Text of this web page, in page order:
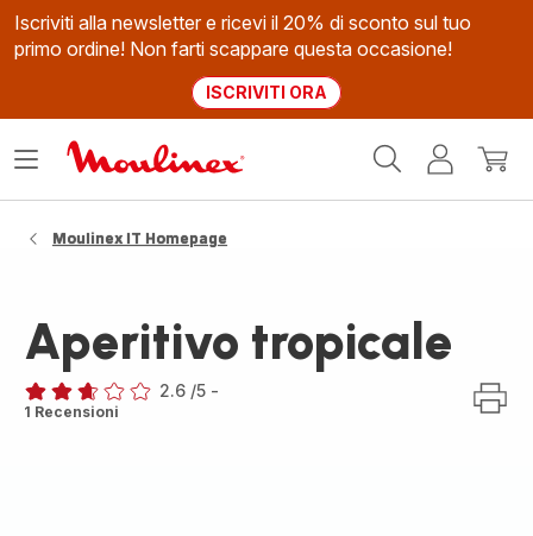
Iscriviti alla newsletter e ricevi il 20% di sconto sul tuo
primo ordine! Non farti scappare questa occasione!
ISCRIVITI ORA
Il
Apri
Moulinex IT Homepage
Aperitivo tropicale
ratings.2.6
2.6 /5 -
1 Recensioni